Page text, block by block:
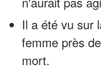
Il a été vu sur
femme près
mort.